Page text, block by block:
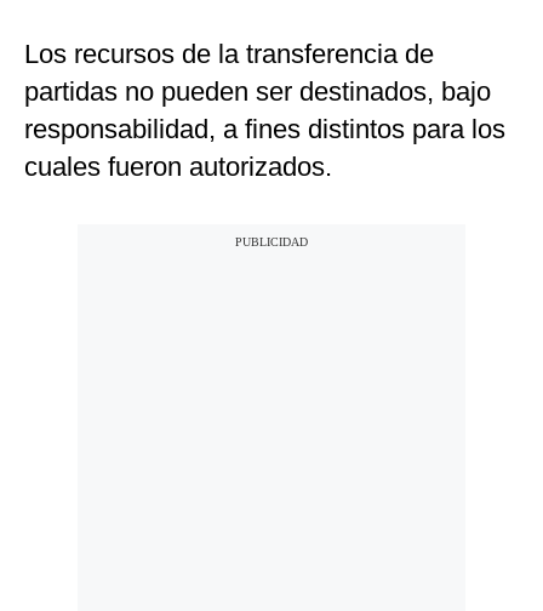
Los recursos de la transferencia de
partidas no pueden ser destinados, bajo
responsabilidad, a fines distintos para los
cuales fueron autorizados.